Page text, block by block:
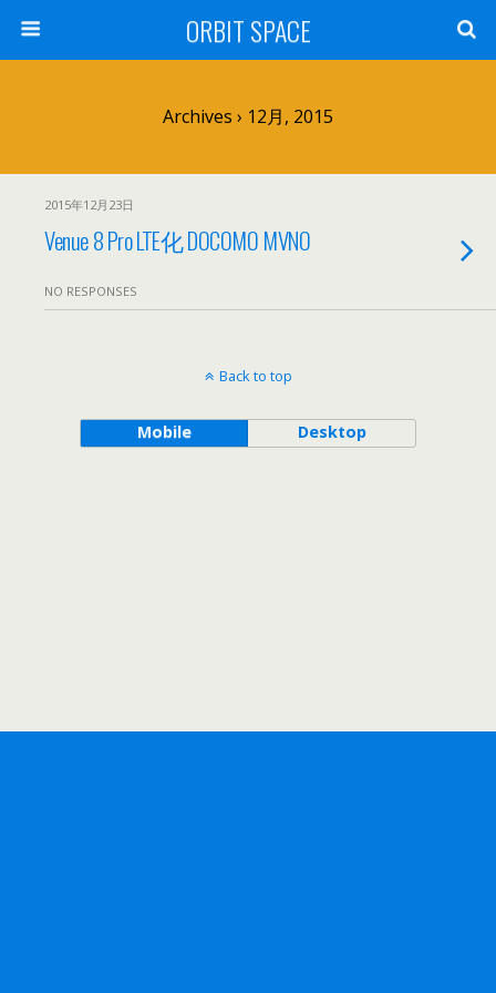
ORBIT SPACE
Archives › 12月, 2015
2015年12月23日
Venue 8 Pro LTE化 DOCOMO MVNO
NO RESPONSES
Back to top
Mobile Desktop